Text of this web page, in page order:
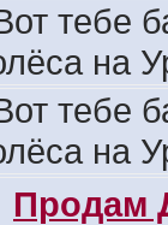
тебе
на
тебе
на
Продам